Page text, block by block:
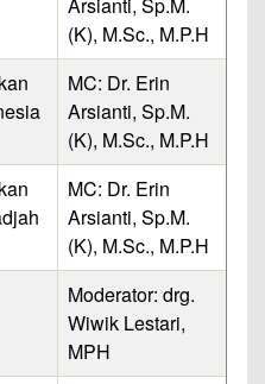
(K), M.Sc., M.P.H
MC: Dr. Erin
Arsianti, Sp.M.
(K), M.Sc., M.P.H
MC: Dr. Erin
Arsianti, Sp.M.
(K), M.Sc., M.P.H
Moderator: drg.
Wiwik Lestari,
MPH